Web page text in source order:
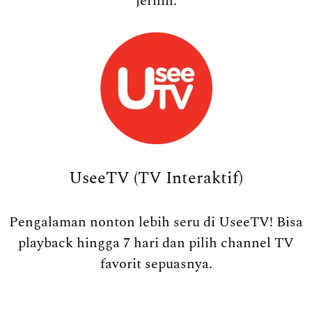
UseeTV (TV Interaktif)
Pengalaman nonton lebih seru di UseeTV! Bisa
playback hingga 7 hari dan pilih channel TV
favorit sepuasnya.